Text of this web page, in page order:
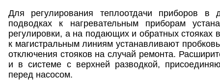
Для регулирования теплоотдачи приборов в
подводках к нагревательным приборам
регулировки, а на подающих и обратных стояках
к магистральным линиям устанавливают
отключения стояков на случай ремонта.
и в системе с верхней разводкой,
перед насосом.